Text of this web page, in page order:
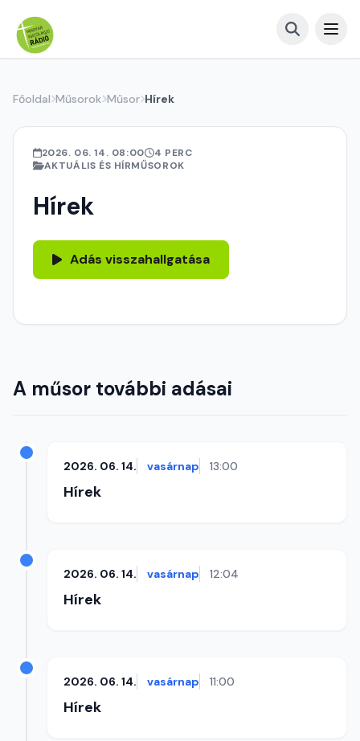
Főoldal Műsorok Műsor Hírek
2026. 06. 14. 08:00
4 PERC
AKTUÁLIS ÉS HÍRMŰSOROK
Hírek
Adás visszahallgatása
A műsor további adásai
2026. 06. 14. vasárnap 13:00
Hírek
2026. 06. 14. vasárnap 12:04
Hírek
2026. 06. 14. vasárnap 11:00
Hírek